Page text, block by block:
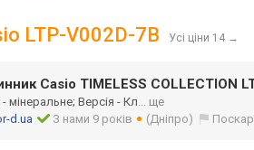
LTP-V002D-7B Усі ціни 14 →
Casio TIMELESS COLLECTION
мінеральне; Версія - Кл... ще
d.ua
З нами 9 років (Дніпро)